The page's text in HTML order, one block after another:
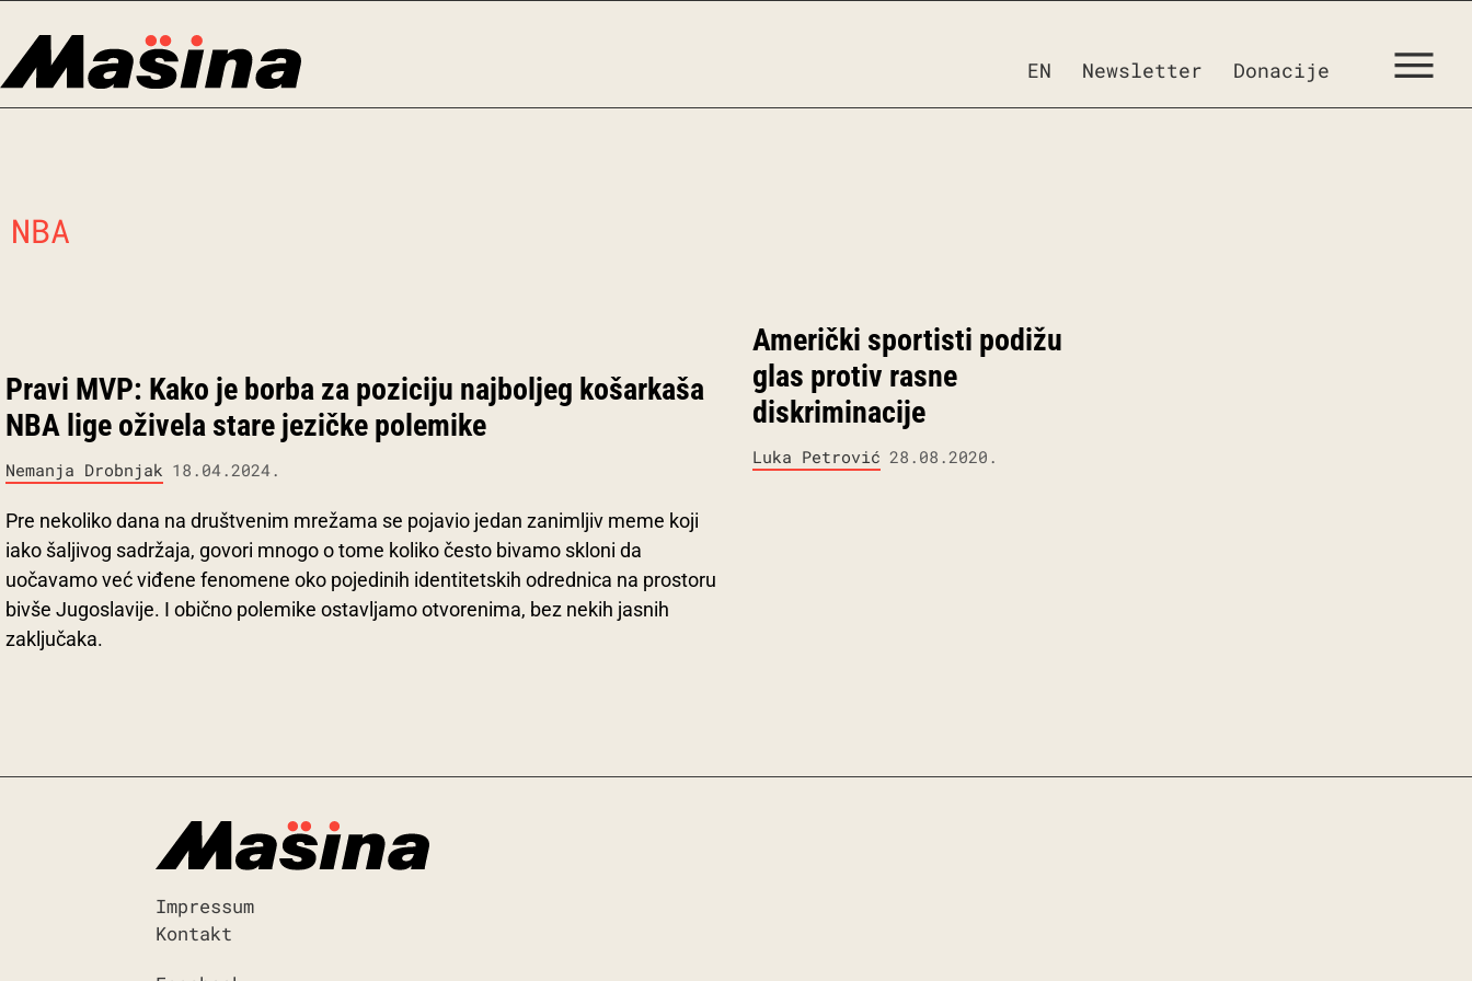
content
EN Newsletter Donacije
NBA
Pravi MVP: Kako je borba za poziciju najboljeg košarkaša
NBA lige oživela stare jezičke polemike
Nemanja Drobnjak 18.04.2024.
Pre nekoliko dana na društvenim mrežama se pojavio jedan zanimljiv meme koji
iako šaljivog sadržaja, govori mnogo o tome koliko često bivamo skloni da
uočavamo već viđene fenomene oko pojedinih identitetskih odrednica na prostoru
bivše Jugoslavije. I obično polemike ostavljamo otvorenima, bez nekih jasnih
zaključaka.
Američki sportisti podižu
glas protiv rasne
diskriminacije
Luka Petrović 28.08.2020.
Impressum
Kontakt